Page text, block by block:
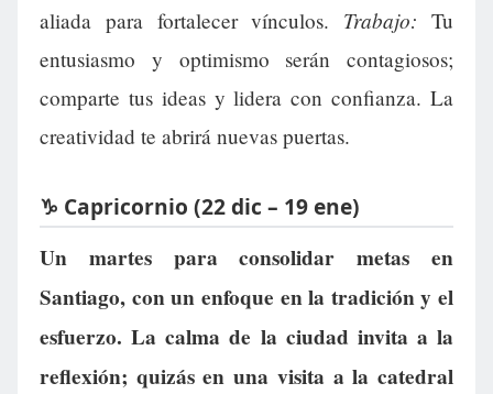
aliada para fortalecer vínculos. Trabajo: Tu
entusiasmo y optimismo serán contagiosos;
comparte tus ideas y lidera con confianza. La
creatividad te abrirá nuevas puertas.
♑ Capricornio (22 dic – 19 ene)
Un martes para consolidar metas en
Santiago, con un enfoque en la tradición y el
esfuerzo. La calma de la ciudad invita a la
reflexión; quizás en una visita a la catedral